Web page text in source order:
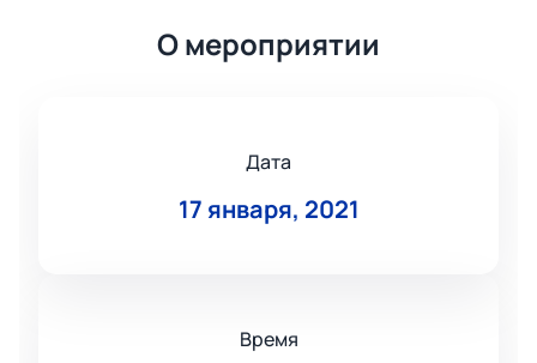
О мероприятии
Дата
17 января, 2021
Время